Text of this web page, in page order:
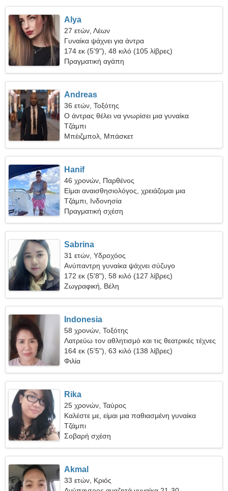
Alya
27 ετών, Λέων
Γυναίκα ψάχνει για άντρα
174 εκ (5'9"), 48 κιλό (105 λίβρες)
Πραγματική αγάπη
Andreas
36 ετών, Τοξότης
Ο άντρας θέλει να γνωρίσει μια γυναίκα
Τζάμπι
Μπέιζμπολ, Μπάσκετ
Hanif
46 χρονών, Παρθένος
Είμαι αναισθησιολόγος, χρειάζομαι μια
καταπληκτική γυναίκα
Τζάμπι, Ινδονησία
Πραγματική σχέση
Sabrina
31 ετών, Υδροχόος
Ανύπαντρη γυναίκα ψάχνει σύζυγο
172 εκ (5'8"), 58 κιλό (127 λίβρες)
Ζωγραφική, Βέλη
Indonesia
58 χρονών, Τοξότης
Λατρεύω τον αθλητισμό και τις θεατρικές τέχνες
164 εκ (5'5"), 63 κιλό (138 λίβρες)
Φιλία
Rika
25 χρονών, Ταύρος
Καλέστε με, είμαι μια παθιασμένη γυναίκα
Τζάμπι
Σοβαρή σχέση
Akmal
33 ετών, Κριός